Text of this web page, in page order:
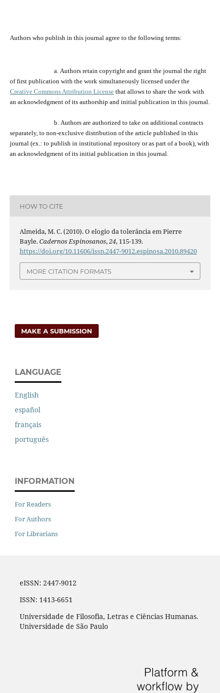
Authors who publish inthis journal agree to the following terms:
a. Authors retain copyright and grant the journal the right
of first publication with the work simultaneously licensed under the
Creative Commons Attribution Licensethat allows to share the work with
an acknowledgment of its authorship and initial publication in this journal.
b.Authors are authorizedto take on additional contracts
separately, to non-exclusive distribution of the articlepublished in this
journal (ex.: to publish in institutional repository or as part ofa book), with
an acknowledgment of its initial publication in this journal.
HOW TO CITE
Almeida, M. C. (2010). O elogio da tolerância em Pierre
Bayle.Cadernos Espinosanos,24, 115-139.
https://doi.org/10.11606/issn.2447-9012.espinosa.2010.89420
MORE CITATION FORMATS
MAKE A SUBMISSION
LANGUAGE
English
español
français
português
INFORMATION
For Readers
For Authors
For Librarians
eISSN: 2447-9012
ISSN: 1413-6651
Universidade de Filosofia, Letras e Ciências Humanas.
Universidade de São Paulo